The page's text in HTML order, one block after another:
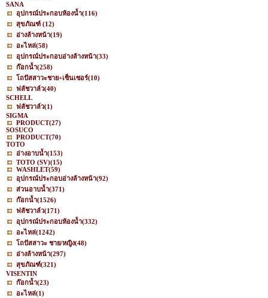
SANA
อุปกรณ์ประกอบห้องน้ำ(116)
สุขภัณฑ์ (12)
อ่างล้างหน้า(19)
อะไหล่(58)
อุปกรณ์ประกอบอ่างล้างหน้า(33)
ก๊อกน้ำ(258)
โถปัสสาวะชาย+เซ็นเซอร์(10)
ฟลัชวาล์ว(40)
SCHELL
ฟลัชวาล์ว(1)
SIGMA
PRODUCT(27)
SOSUCO
PRODUCT(70)
TOTO
อ่างอาบน้ำ(153)
TOTO (SV)(15)
WASHLET(59)
อุปกรณ์ประกอบอ่างล้างหน้า(92)
ส่วนอาบน้ำ(371)
ก๊อกน้ำ(1526)
ฟลัชวาล์ว(171)
อุปกรณ์ประกอบห้องน้ำ(332)
อะไหล่(1242)
โถปัสสาวะ ชาย/หญิง(48)
อ่างล้างหน้า(297)
สุขภัณฑ์(321)
VISENTIN
ก๊อกน้ำ(23)
อะไหล่(1)